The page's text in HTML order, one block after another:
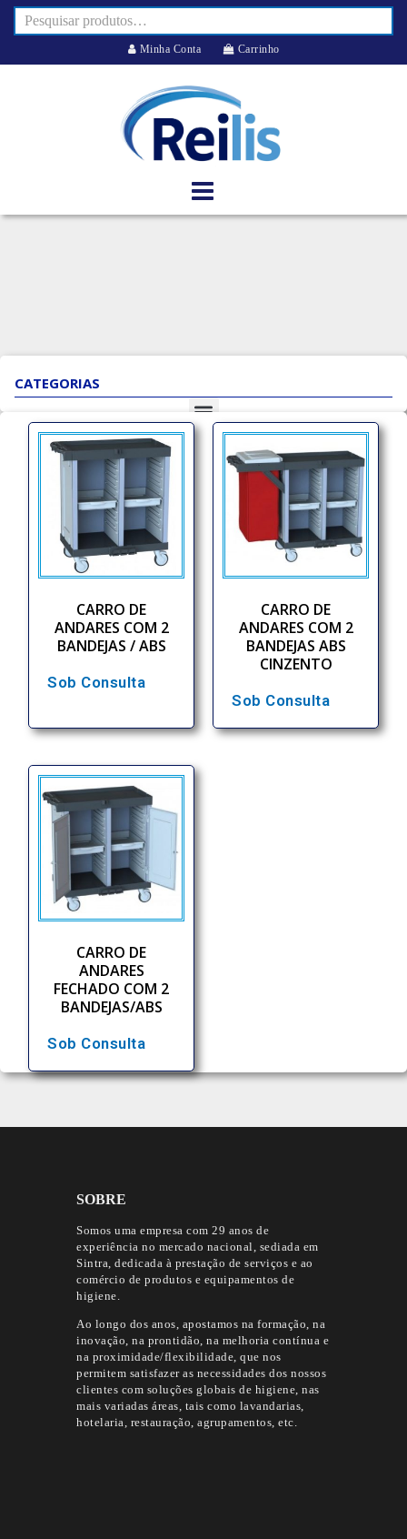
Minha Conta Carrinho
CATEGORIAS
CARRO DE
ANDARES COM 2
BANDEJAS / ABS
Sob Consulta
CARRO DE
ANDARES COM 2
BANDEJAS ABS
CINZENTO
Sob Consulta
CARRO DE
ANDARES
FECHADO COM 2
BANDEJAS/ABS
Sob Consulta
SOBRE
Somos uma empresa com 29 anos de
experiência no mercado nacional, sediada em
Sintra, dedicada à prestação de serviços e ao
comércio de produtos e equipamentos de
higiene.
Ao longo dos anos, apostamos na formação, na
inovação, na prontidão, na melhoria contínua e
na proximidade/flexibilidade, que nos
permitem satisfazer as necessidades dos nossos
clientes com soluções globais de higiene, nas
mais variadas áreas, tais como lavandarias,
hotelaria, restauração, agrupamentos, etc.